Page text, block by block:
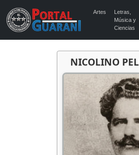
Artes
Letras,
Música y
Ciencias
NICOLINO